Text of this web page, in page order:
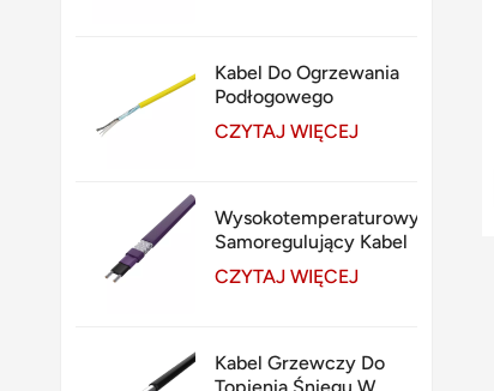
Kabel Do Ogrzewania
Podłogowego
Ogrzewanie Pod
Płytkami
CZYTAJ WIĘCEJ
Wysokotemperaturowy
Samoregulujący Kabel
Grzejny 260℃
CZYTAJ WIĘCEJ
Kabel Grzewczy Do